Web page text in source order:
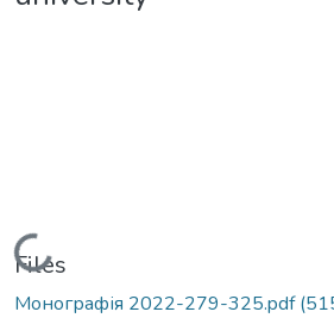
Loading...
Files
Монографія 2022-279-325.pdf